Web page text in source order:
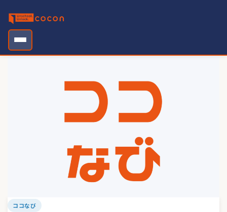
content
ココなび